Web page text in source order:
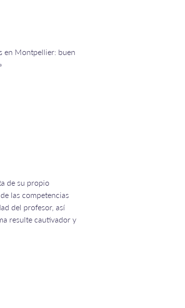
en Montpellier: buen
de su propio
las competencias
del profesor, así
resulte cautivador y